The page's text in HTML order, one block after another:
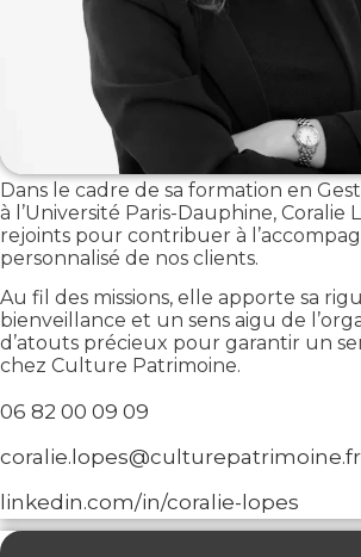
Dans le cadre de sa formation en
à l’Université Paris-Dauphine, Coralie
rejoints pour contribuer à
personnalisé de nos clients.
Au fil des missions, elle apporte sa
bienveillance et un sens aigu de
d’atouts précieux pour garantir un
chez Culture Patrimoine.
06 82 00 09 09
coralie.lopes@culturepatrimoine.fr
linkedin.com/in/coralie-lopes